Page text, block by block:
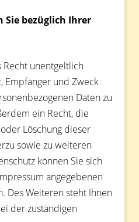
Sie bezüglich Ihrer
Recht unentgeltlich
Empfänger und Zweck
Daten zu
ein Recht, die
Löschung dieser
sowie zu weiteren
können Sie sich
angegebenen
Des Weiteren steht Ihnen
der zuständigen